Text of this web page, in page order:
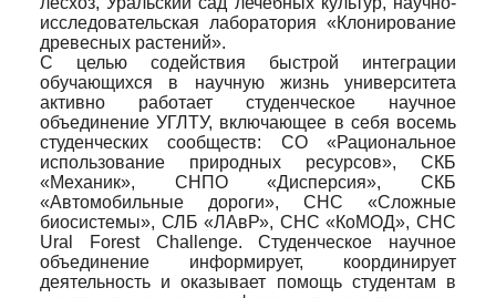
исследовательская лаборатория «Клонирование
древесных растений».
С целью содействия быстрой интеграции
обучающихся в научную жизнь университета
активно работает студенческое научное
объединение УГЛТУ, включающее в себя восемь
студенческих сообществ: СО «Рациональное
использование природных ресурсов», СКБ
«Механик», СНПО «Дисперсия», СКБ
«Автомобильные дороги», СНС «Сложные
биосистемы», СЛБ «ЛАвР», СНС «КоМОД», СНС
Ural Forest Challenge. Студенческое научное
объединение информирует, координирует
деятельность и оказывает помощь студентам в